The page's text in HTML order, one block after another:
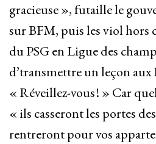
gracieuse », futaille le
sur BFM, puis les viol hors
du PSG en Ligue des
d’transmettre un leçon aux
« Réveillez-vous ! » Car
« ils casseront les portes
rentreront pour vos